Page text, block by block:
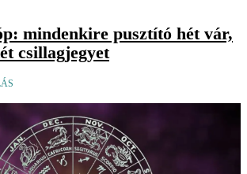
mindenkire pusztító hét vár,
csillagjegyet